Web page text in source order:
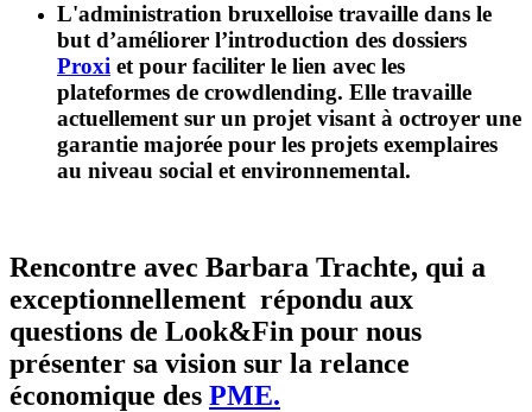
L'administration bruxelloise travaille dans le
but d’améliorer l’introduction des dossiers
Proxi et pour faciliter le lien avec les
plateformes de crowdlending. Elle travaille
actuellement sur un projet visant à octroyer une
garantie majorée pour les projets exemplaires
au niveau social et environnemental.
Rencontre avec Barbara Trachte, qui a
exceptionnellement répondu aux
questions de Look&Fin pour nous
présenter sa vision sur la relance
économique des PME.